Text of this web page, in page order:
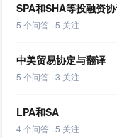
SPA和SHA等投融资
5 个问答 · 5 关注
中美贸易协定与翻译
5 个问答 · 3 关注
LPA和SA
4 个问答 · 5 关注